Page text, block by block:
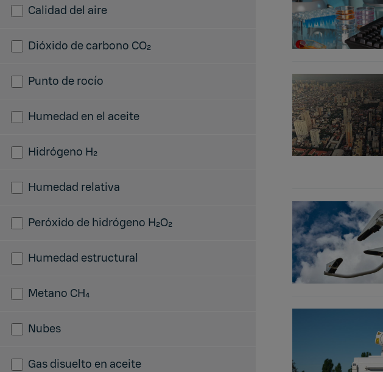
Calidad del aire
Dióxido de carbono CO₂
Punto de rocío
Humedad en el aceite
Hidrógeno H₂
Humedad relativa
Peróxido de hidrógeno H₂O₂
Humedad estructural
Metano CH₄
Nubes
Gas disuelto en aceite